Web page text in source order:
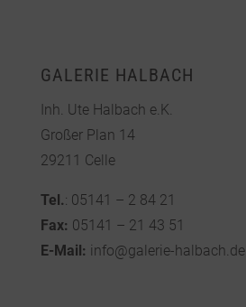
GALERIE HALBACH
Inh. Ute Halbach e.K.
Großer Plan 14
29211 Celle
Tel.: 05141 – 2 84 21
Fax: 05141 – 21 43 51
E-Mail: info@galerie-halbach.de